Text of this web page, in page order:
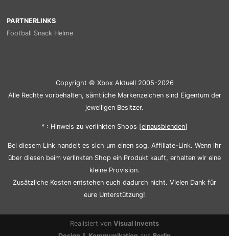
PARTNERLINKS
Football Snack Helme
Copyright © Xbox Aktuell 2005-2026
Alle Rechte vorbehalten, sämtliche Markenzeichen sind Eigentum der
jeweiligen Besitzer.
* : Hinweis zu verlinkten Shops [einausblenden]
Bei diesem Link handelt es sich um einen sog. Affiliate-Link. Wenn ihr
über diesen beim verlinkten Shop ein Produkt kauft, erhalten wir eine
kleine Provision.
Zusätzliche Kosten entstehen euch dadurch nicht. Vielen Dank für
eure Unterstützung!
Realisiert von Visual Invents